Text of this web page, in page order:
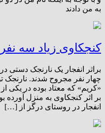
به من دادند
کنجکاوی زیاد سه
براثر انفجار یک نارنجک
چهار نفر مجروح شدند. نارنجک
«کریم» که معتاد بوده در یکی
بر اثر کنجکاوی به منزل آورده
انفجار در روستای درگز از […]